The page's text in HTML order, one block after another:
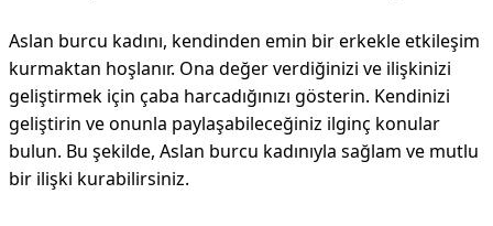
Aslan burcu kadını, kendinden emin bir erkekle etkileşim
kurmaktan hoşlanır. Ona değer verdiğinizi ve ilişkinizi
geliştirmek için çaba harcadığınızı gösterin. Kendinizi
geliştirin ve onunla paylaşabileceğiniz ilginç konular
bulun. Bu şekilde, Aslan burcu kadınıyla sağlam ve mutlu
bir ilişki kurabilirsiniz.